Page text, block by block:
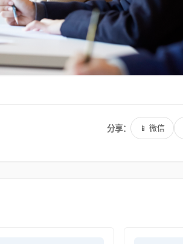
分享： 📱 微信